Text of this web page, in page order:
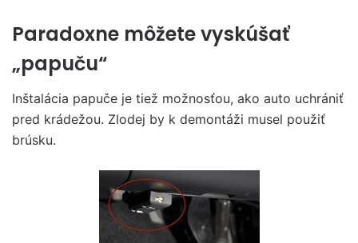
Paradoxne môžete vyskúšať
„papuču“
Inštalácia papuče je tiež možnosťou, ako auto uchrániť
pred krádežou. Zlodej by k demontáži musel použiť
brúsku.